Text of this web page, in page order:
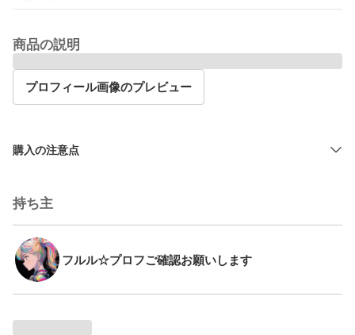
商品の説明
プロフィール画像のプレビュー
購入の注意点
持ち主
フルル☆プロフご確認お願いします